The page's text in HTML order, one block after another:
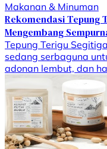
Makanan & Minuman
Rekomendasi Tepung
Mengembang
Tepung Terigu
sedang serbaguna
adonan lembut, dan